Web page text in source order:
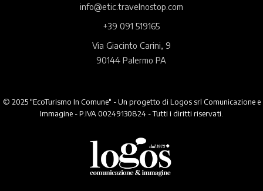
info@etic.travelnostop.com
+39 091 519165
Via Giacinto Carini, 9
90144 Palermo PA
© 2025 "EcoTurismo In Comune" - Un progetto di Logos srl Comunicazione e
Immagine - P.IVA 00249130824 - Tutti i diritti riservati.